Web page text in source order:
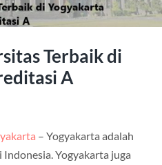
Terbaik di
A
– Yogyakarta adalah
Yogyakarta juga